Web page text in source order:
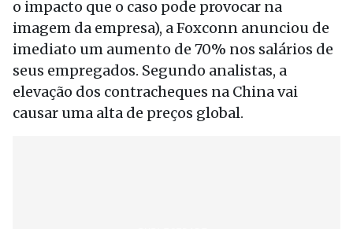
o impacto que o caso pode provocar na
imagem da empresa), a Foxconn anunciou de
imediato um aumento de 70% nos salários de
seus empregados. Segundo analistas, a
elevação dos contracheques na China vai
causar uma alta de preços global.